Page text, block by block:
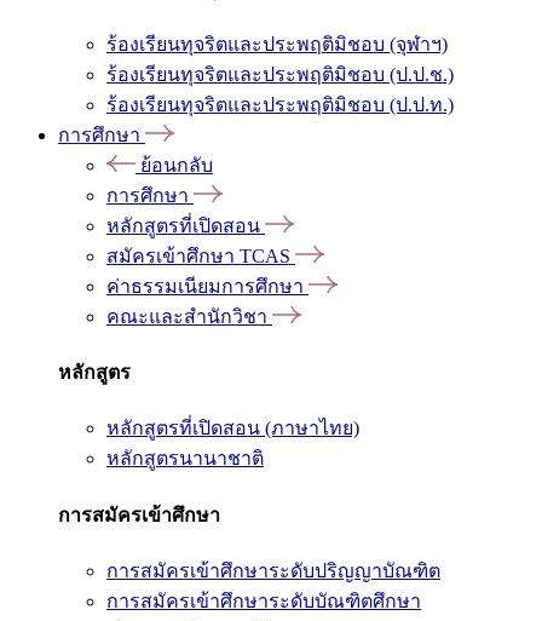
ร้องเรียนทุจริตและประพฤติมิชอบ (จุฬาฯ)
ร้องเรียนทุจริตและประพฤติมิชอบ (ป.ป.ช.)
ร้องเรียนทุจริตและประพฤติมิชอบ (ป.ป.ท.)
การศึกษา
ย้อนกลับ
การศึกษา
หลักสูตรที่เปิดสอน
สมัครเข้าศึกษา TCAS
ค่าธรรมเนียมการศึกษา
คณะและสำนักวิชา
หลักสูตร
หลักสูตรที่เปิดสอน (ภาษาไทย)
หลักสูตรนานาชาติ
การสมัครเข้าศึกษา
การสมัครเข้าศึกษาระดับปริญญาบัณฑิต
การสมัครเข้าศึกษาระดับบัณฑิตศึกษา